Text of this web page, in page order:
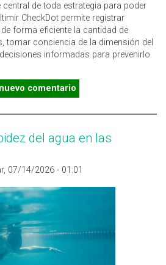
central de toda estrategia para poder
CheckDot permite registrar
forma eficiente la cantidad de
tomar conciencia de la dimensión del
informadas para prevenirlo.
CHECKDOT TE FACILITA TODOS LOS
DESPERDICIO ALIMENTARIO
comentario
del agua en las
07/14/2026 - 01:01